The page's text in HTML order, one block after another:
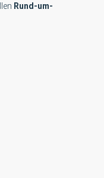
Rund-um-